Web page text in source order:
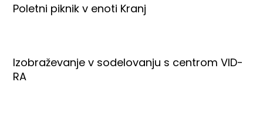
Poletni piknik v enoti Kranj
Izobraževanje v sodelovanju s centrom VID-
RA